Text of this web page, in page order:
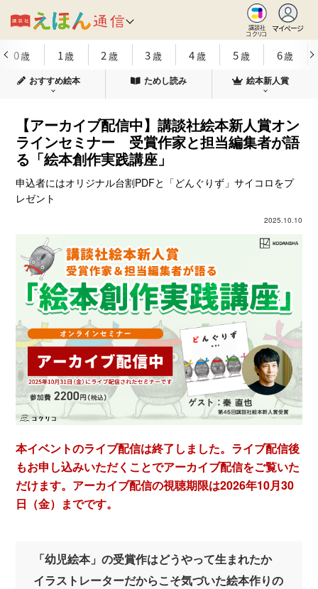
講談社
コクリコ
マイページ
0歳 1歳 2 歳 3歳 4歳 5歳 6歳
おすすめ絵本 ためし読み 絵本新人賞
【アーカイブ配信中】講談社絵本新人賞オン
ラインセミナー 受賞作家と担当編集者が語
る「絵本創作実践講座」
申込者にはオリジナル台割PDFと「どんぐりず」サイコロをプ
レゼント
2025.10.10
本イベントのライブ配信は終了しました。ライブ配信後
もお申し込みいただくことでアーカイブ配信をご覧いた
だけます。アーカイブ配信の視聴期限は2026年10月30
日（金）までです。
「幼児絵本」の受賞作はどうやって生まれたか
イラストレーターだからこそ気づいた絵本作りの